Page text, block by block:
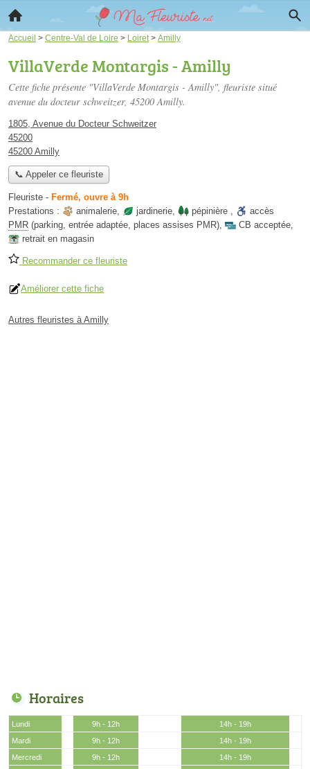
Accueil > Centre-Val de Loire > Loiret > Amilly
VillaVerde Montargis - Amilly
Cette fiche présente "VillaVerde Montargis - Amilly", fleuriste situé
avenue du docteur schweitzer, 45200 Amilly.
1805, Avenue du Docteur Schweitzer
45200
45200 Amilly
📞 Appeler ce fleuriste
Fleuriste - Fermé, ouvre à 9h
Prestations :
animalerie, jardinerie, pépinière ,
accès
PMR (parking, entrée adaptée, places assises PMR), CB acceptée,
retrait en magasin
Recommander ce fleuriste
Améliorer cette fiche
Autres fleuristes à Amilly
Horaires
Lundi 9h - 12h
14h - 19h
Mardi
9h - 12h
14h - 19h
Mercredi
9h - 12h
14h - 19h